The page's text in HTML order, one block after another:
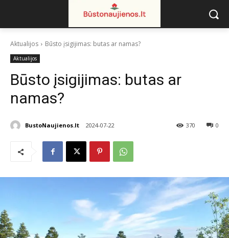
Aktualijos Būsto įsigijimas: butas ar namas?
Aktualijos
Būsto įsigijimas: butas ar
namas?
BustoNaujienos.lt 2024-07-22 0
370